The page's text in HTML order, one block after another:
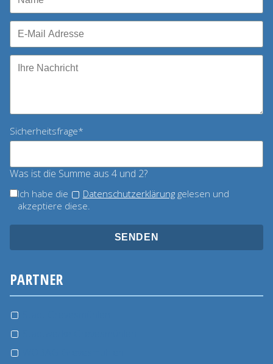
Pflichtfeld
Sicherheitsfrage*
Was ist die Summe aus 4 und 2?
Ich habe die Datenschutzerklärunggelesen und
akzeptiere diese.
SENDEN
PARTNER